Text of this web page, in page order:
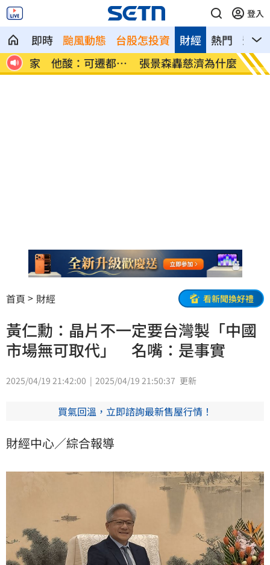
登入
即時 颱風動態 台股怎投資 熱門 影音
財經
重
張景森轟慈濟為什麼這麼好騙？ 柯轟
首頁 財經 看新聞換好禮
黃仁勳：晶片不一定要台灣製「中國
市場無可取代」 名嘴：是事實
2025/04/19 21:42:00 2025/04/19 21:50:37 更新
買氣回溫，立即諮詢最新售屋行情！
財經中心／綜合報導